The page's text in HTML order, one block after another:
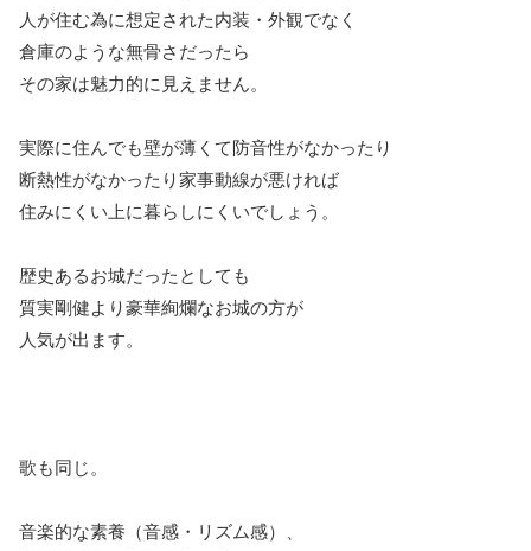
人が住む為に想定された内装・外観でなく
倉庫のような無骨さだったら
その家は魅力的に見えません。
実際に住んでも壁が薄くて防音性がなかったり
断熱性がなかったり家事動線が悪ければ
住みにくい上に暮らしにくいでしょう。
歴史あるお城だったとしても
質実剛健より豪華絢爛なお城の方が
人気が出ます。
歌も同じ。
音楽的な素養（音感・リズム感）、